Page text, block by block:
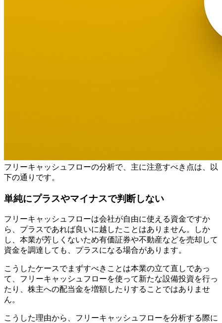
フリーキャッシュフローの分析で、主に注意すべき点は、以
下の通りです。
単純にプラスやマイナスで判断しない
フリーキャッシュフローは会社が自由に使える資金ですか
ら、プラスであれば良いに越したことはありません。しか
し、本業が芳しくないため有価証券や不動産などを売却して
資金を調達しても、プラスになる場合があります。
こうしたケースでまずすべきことは本業の立て直しであっ
て、フリーキャッシュフローを使って新たな設備投資を行っ
たり、株主への配当金を増額したりすることではありませ
ん。
こうした理由から、フリーキャッシュフローを分析する際に